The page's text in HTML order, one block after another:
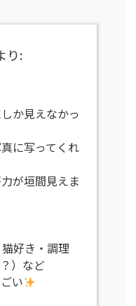
り:
か見えなかっ
に写ってくれ
が垣間見えま
好き・調理
）など
い